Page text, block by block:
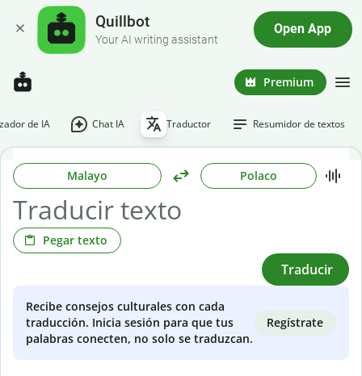
Quillbot
Your AI writing assistant
Open App
Premium
de IA Chat IA Traductor Resumidor de textos
Malayo Polaco
Pegar texto
Traducir
Recibe consejos culturales con cada
traducción. Inicia sesión para que tus
palabras conecten, no solo se traduzcan.
Regístrate